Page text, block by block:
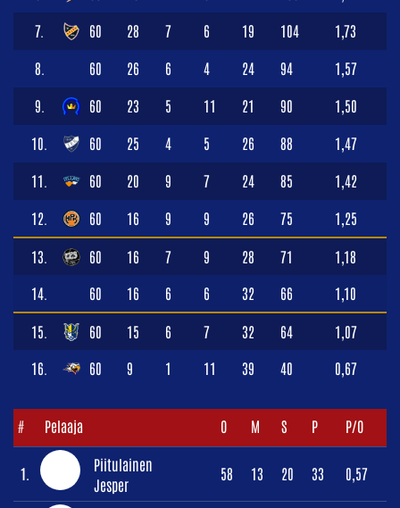
7. 60 28 7 6 19 104 1,73
8. 60 26 6 4 24 94 1,57
9. 60 23 5 11 21 90 1,50
10. 60 25 4 5 26 88 1,47
11. 60 20 9 7 24 85 1,42
12. 60 16 9 9 26 75 1,25
13. 60 16 7 9 28 71 1,18
14. 60 16 6 6 32 66 1,10
15. 60 15 6 7 32 64 1,07
16. 60 9 1 11 39 40 0,67
# Pelaaja O M S P P/O
1.
Piitulainen
Jesper
58 13 20 33 0,57